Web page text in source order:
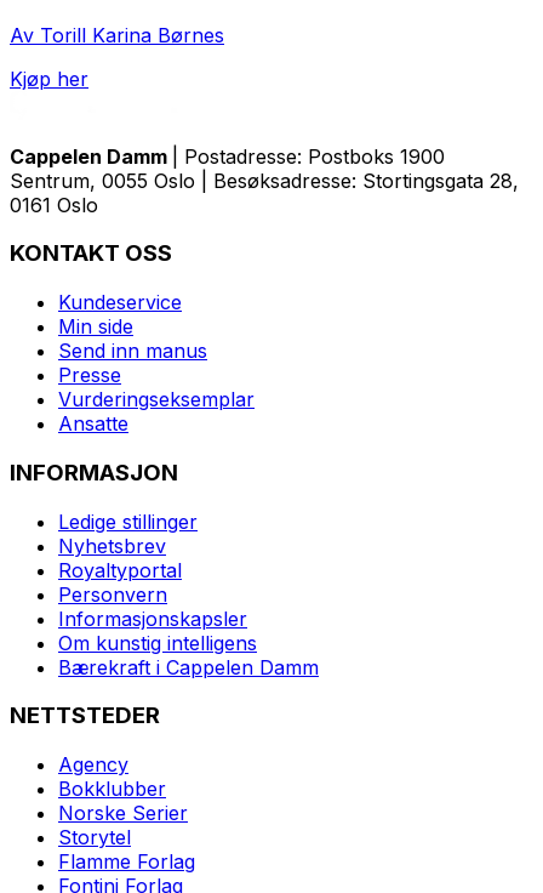
Av Torill Karina Børnes
Kjøp her
Cappelen Damm
| Postadresse: Postboks 1900
Sentrum, 0055 Oslo | Besøksadresse: Stortingsgata 28,
0161 Oslo
KONTAKT OSS
Kundeservice
Min side
Send inn manus
Presse
Vurderingseksemplar
Ansatte
INFORMASJON
Ledige stillinger
Nyhetsbrev
Royaltyportal
Personvern
Informasjonskapsler
Om kunstig intelligens
Bærekraft i Cappelen Damm
NETTSTEDER
Agency
Bokklubber
Norske Serier
Storytel
Flamme Forlag
Fontini Forlag